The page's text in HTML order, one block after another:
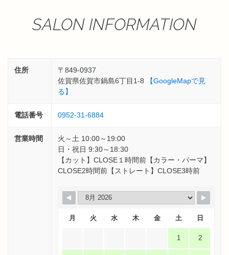
SALON INFORMATION
住所
〒849-0937
佐賀県佐賀市鍋島6丁目1-8
【GoogleMapで見
る】
電話番号 0952-31-6884
営業時間
火～土 10:00～19:00
日・祝日 9:30～18:30
【カット】CLOSE１時間前【カラー・パーマ】
CLOSE2時間前【ストレート】CLOSE3時前
月 火 水 木 金 土 日
1 2